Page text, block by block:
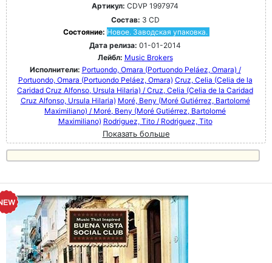
Артикул: CDVP 1997974
Состав: 3 CD
Состояние: Новое. Заводская упаковка.
Дата релиза: 01-01-2014
Лейбл: Music Brokers
Исполнители: Portuondo, Omara (Portuondo Peláez, Omara) /
Portuondo, Omara (Portuondo Peláez, Omara) Cruz, Celia (Celia de la
Caridad Cruz Alfonso, Ursula Hilaria) / Cruz, Celia (Celia de la Caridad
Cruz Alfonso, Ursula Hilaria) Moré, Beny (Moré Gutiérrez, Bartolomé
Maximiliano) / Moré, Beny (Moré Gutiérrez, Bartolomé
Maximiliano) Rodriguez, Tito / Rodriguez, Tito
Показать больше